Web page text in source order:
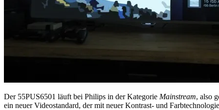
Der 55PUS6501 läuft bei Philips in der Kategorie Mainstream, also
ein neuer Videostandard, der mit neuer Kontrast- und